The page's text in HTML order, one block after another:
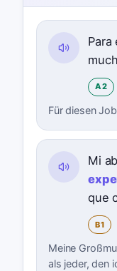
A2
Für diesen
Mi
que
B1
Meine
als jeder, den